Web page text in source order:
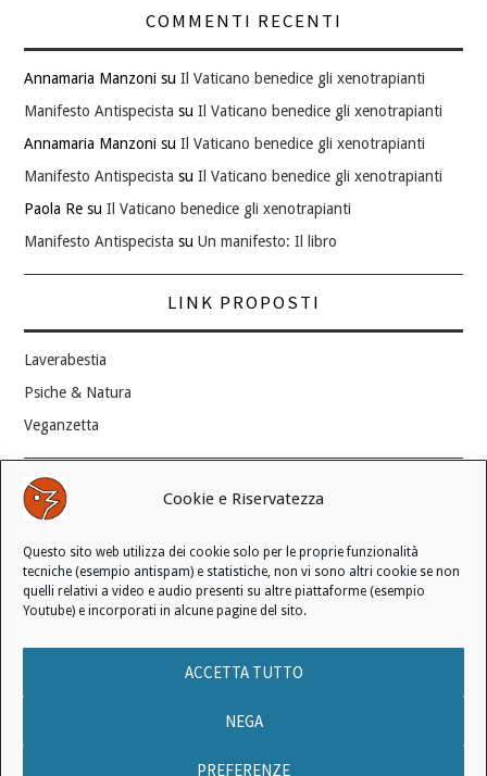
Cookie e Riservatezza
Questo sito web utilizza dei cookie solo per le proprie funzionalità
tecniche (esempio antispam) e statistiche, non vi sono altri cookie se non
quelli relativi a video e audio presenti su altre piattaforme (esempio
Youtube) e incorporati in alcune pagine del sito.
ACCETTA TUTTO
NEGA
PREFERENZE
COMMENTI RECENTI
Annamaria Manzoni suIl Vaticano benedice gli xenotrapianti
Manifesto Antispecista suIl Vaticano benedice gli xenotrapianti
Annamaria Manzoni suIl Vaticano benedice gli xenotrapianti
Manifesto Antispecista suIl Vaticano benedice gli xenotrapianti
Paola Re suIl Vaticano benedice gli xenotrapianti
Manifesto Antispecista suUn manifesto: Il libro
LINK PROPOSTI
Laverabestia
Psiche & Natura
Veganzetta
Modifica consenso ai cookie
REVOCA IL TUO CONSENSO
Stato attuale: Negato
INFORMATIVA SUI COOKIE|